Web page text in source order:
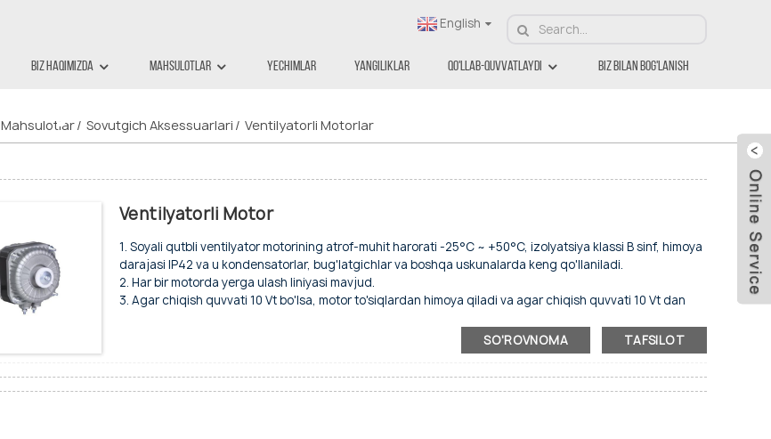
English
Biz Haqimizda Mahsulotlar Yechimlar Yangiliklar Qo'llab-Quvvatlaydi Biz Bilan Bog'lanish
Mahsulotlar Sovutgich Aksessuarlari Ventilyatorli Motorlar
Ventilyatorli Motor
1. Soyali qutbli ventilyator motorining atrof-muhit harorati -25°C ~ +50°C, izolyatsiya klassi B sinf, himoya
darajasi IP42 va u kondensatorlar, bug'latgichlar va boshqa uskunalarda keng qo'llaniladi.
2. Har bir motorda yerga ulash liniyasi mavjud.
3. Agar chiqish quvvati 10 Vt bo'lsa, motor to'siqlardan himoya qiladi va agar chiqish quvvati 10 Vt dan
4. Qopqoqning chetida vintli teshiklar mavjud; qavs o'rnatish; panjara o'rnatish; gardish o'rnatish;
shuningdek, biz sizning so'rovingizga muvofiq sozlashimiz mumkin.
SO'ROVNOMA TAFSILOT